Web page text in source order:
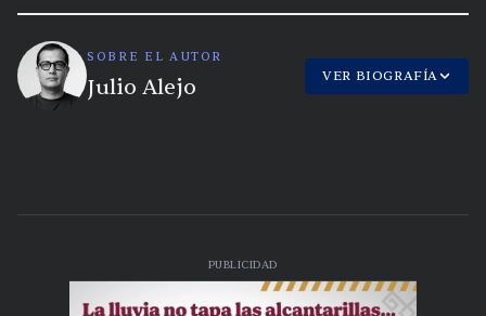
SOBRE EL AUTOR
Julio Alejo VER BIOGRAFÍA
PUBLICIDAD